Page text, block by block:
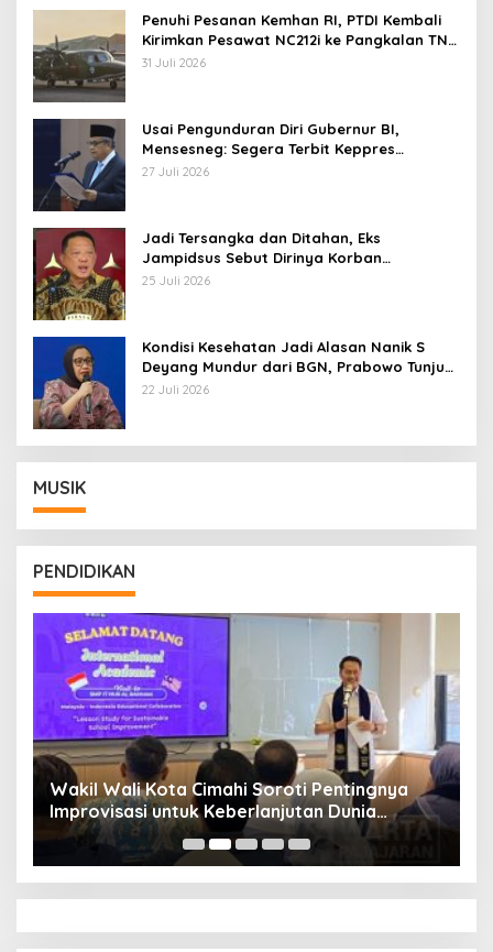
Penuhi Pesanan Kemhan RI, PTDI Kembali
Kirimkan Pesawat NC212i ke Pangkalan TNI
AU
31 Juli 2026
Usai Pengunduran Diri Gubernur BI,
Mensesneg: Segera Terbit Keppres
Pemberhentian dengan Hormat
27 Juli 2026
Jadi Tersangka dan Ditahan, Eks
Jampidsus Sebut Dirinya Korban
Kriminalisasi
25 Juli 2026
Kondisi Kesehatan Jadi Alasan Nanik S
Deyang Mundur dari BGN, Prabowo Tunjuk
Wamentan Sudaryono
22 Juli 2026
MUSIK
PENDIDIKAN
Wakil Wali Kota Cimahi Soroti Pentingnya
Improvisasi untuk Keberlanjutan Dunia
Pendidikan